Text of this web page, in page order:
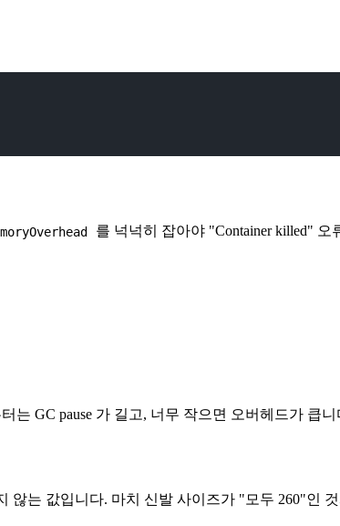
를 넉넉히 잡아야 "Container killed" 오
GC pause 가 길고, 너무 작으면 오버헤드가 큽니
않는 값입니다. 마치 신발 사이즈가 "모두 260"인